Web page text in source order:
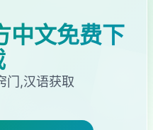
中文免费下
门,汉语获取